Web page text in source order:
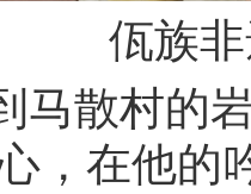
佤族
马散村的
，在他的